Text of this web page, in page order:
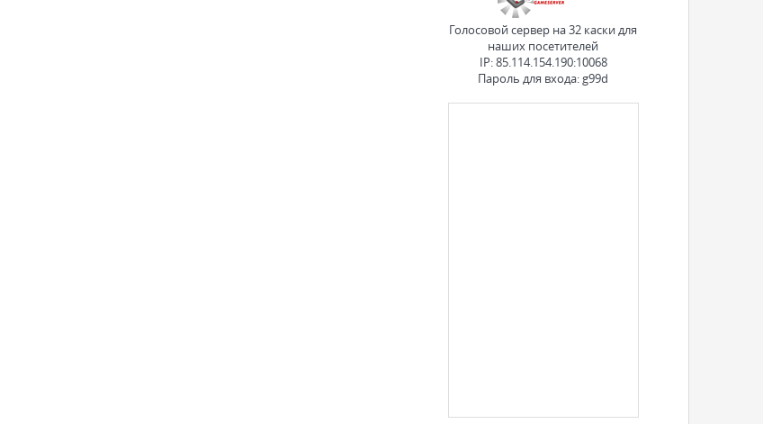
Голосовой сервер на 32 каски для
наших посетителей
IP: 85.114.154.190:10068
Пароль для входа: g99d